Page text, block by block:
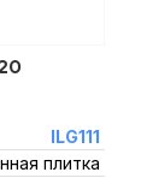
ILG111
плитка